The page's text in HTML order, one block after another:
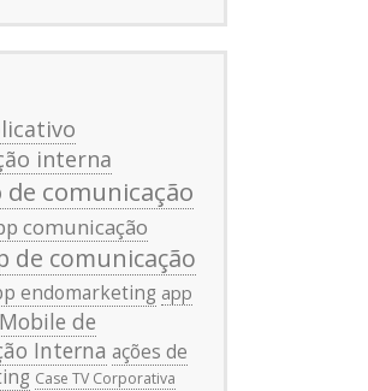
interna
comunicação
comunicação
de comunicação
endomarketing app
de
Interna ações de
Case TV Corporativa